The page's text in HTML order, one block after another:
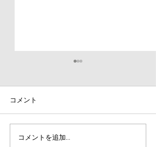
【魅力☆】夏合宿の紹介
コメント
コメントを追加…